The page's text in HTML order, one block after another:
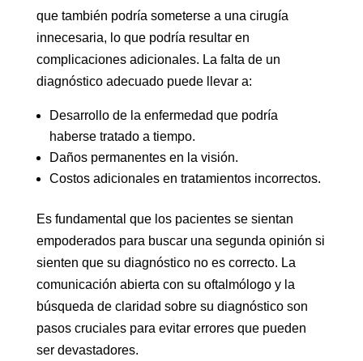
que también podría someterse a una cirugía
innecesaria, lo que podría resultar en
complicaciones adicionales. La falta de un
diagnóstico adecuado puede llevar a:
Desarrollo de la enfermedad que podría
haberse tratado a tiempo.
Daños permanentes en la visión.
Costos adicionales en tratamientos incorrectos.
Es fundamental que los pacientes se sientan
empoderados para buscar una segunda opinión si
sienten que su diagnóstico no es correcto. La
comunicación abierta con su oftalmólogo y la
búsqueda de claridad sobre su diagnóstico son
pasos cruciales para evitar errores que pueden
ser devastadores.